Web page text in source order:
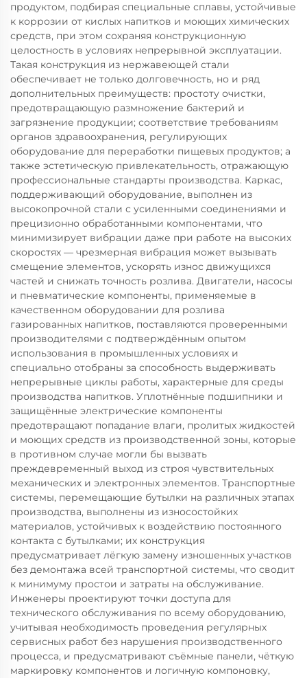
продуктом, подбирая специальные сплавы, устойчивые
к коррозии от кислых напитков и моющих химических
средств, при этом сохраняя конструкционную
целостность в условиях непрерывной эксплуатации.
Такая конструкция из нержавеющей стали
обеспечивает не только долговечность, но и ряд
дополнительных преимуществ: простоту очистки,
предотвращающую размножение бактерий и
загрязнение продукции; соответствие требованиям
органов здравоохранения, регулирующих
оборудование для переработки пищевых продуктов; а
также эстетическую привлекательность, отражающую
профессиональные стандарты производства. Каркас,
поддерживающий оборудование, выполнен из
высокопрочной стали с усиленными соединениями и
прецизионно обработанными компонентами, что
минимизирует вибрации даже при работе на высоких
скоростях — чрезмерная вибрация может вызывать
смещение элементов, ускорять износ движущихся
частей и снижать точность розлива. Двигатели, насосы
и пневматические компоненты, применяемые в
качественном оборудовании для розлива
газированных напитков, поставляются проверенными
производителями с подтверждённым опытом
использования в промышленных условиях и
специально отобраны за способность выдерживать
непрерывные циклы работы, характерные для среды
производства напитков. Уплотнённые подшипники и
защищённые электрические компоненты
предотвращают попадание влаги, пролитых жидкостей
и моющих средств из производственной зоны, которые
в противном случае могли бы вызвать
преждевременный выход из строя чувствительных
механических и электронных элементов. Транспортные
системы, перемещающие бутылки на различных этапах
производства, выполнены из износостойких
материалов, устойчивых к воздействию постоянного
контакта с бутылками; их конструкция
предусматривает лёгкую замену изношенных участков
без демонтажа всей транспортной системы, что сводит
к минимуму простои и затраты на обслуживание.
Инженеры проектируют точки доступа для
технического обслуживания по всему оборудованию,
учитывая необходимость проведения регулярных
сервисных работ без нарушения производственного
процесса, и предусматривают съёмные панели, чёткую
маркировку компонентов и логичную компоновку,